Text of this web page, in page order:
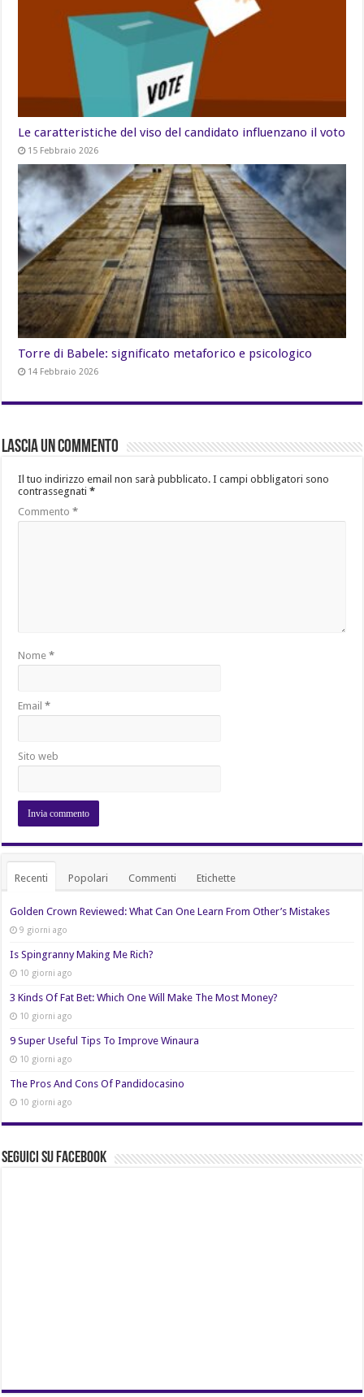
Le caratteristiche del viso del candidato influenzano il voto
15 Febbraio 2026
Torre di Babele: significato metaforico e psicologico
14 Febbraio 2026
Lascia un commento
Il tuo indirizzo email non sarà pubblicato. I campi obbligatori sono
contrassegnati*
Commento*
Nome*
Email*
Sito web
Recenti Popolari Commenti Etichette
Golden Crown Reviewed: What Can One Learn From Other’s Mistakes
9 giorni ago
Is Spingranny Making Me Rich?
10 giorni ago
3 Kinds Of Fat Bet: Which One Will Make The Most Money?
10 giorni ago
9 Super Useful Tips To Improve Winaura
10 giorni ago
The Pros And Cons Of Pandidocasino
10 giorni ago
Seguici su Facebook